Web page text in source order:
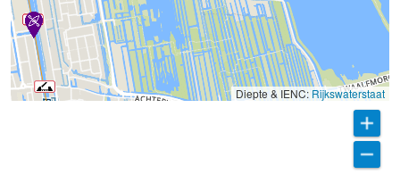
Diepte & IENC: Rijkswaterstaat